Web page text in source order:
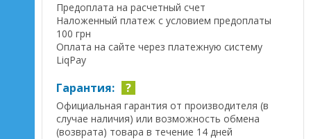
Предоплата на расчетный счет
Наложенный платеж с условием предоплаты
100 грн
Оплата на сайте через платежную систему
LiqPay
Гарантия: ?
Официальная гарантия от производителя (в
случае наличия) или возможность обмена
(возврата) товара в течение 14 дней